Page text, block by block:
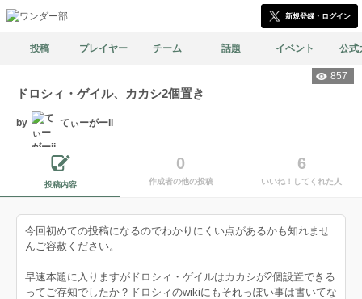
新規登録・ログイン
投稿 プレイヤー チーム 話題 イベント 公式
857
ドロシィ・ゲイル、カカシ2個置き
by てぃーがーii
投稿内容
0
作成者の他の投稿
6
いいね！してくれた人
今回初めての投稿になるのでわかりにくい点があるかも知れませ
んご容赦ください。
早速本題に入りますがドロシィ・ゲイルはカカシが2個設置できる
ってご存知でしたか？ドロシィのwikiにもそれっぽい事は書いてな